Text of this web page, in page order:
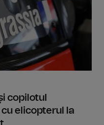
copilotul
elicopterul la